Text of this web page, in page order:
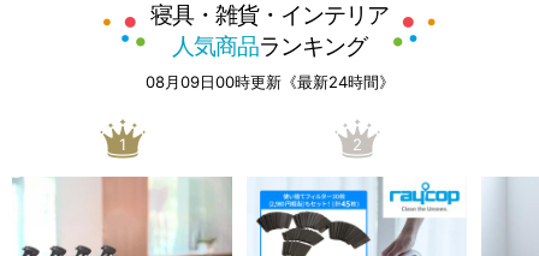
寝具・雑貨・インテリア
人気商品ランキング
08月09日00時更新《最新24時間》
1 2